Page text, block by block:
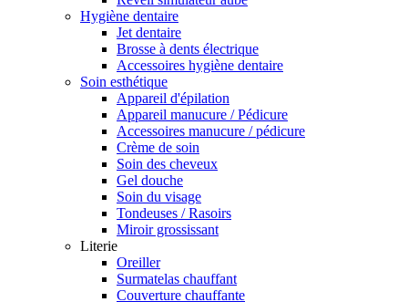
Hygiène dentaire
Jet dentaire
Brosse à dents électrique
Accessoires hygiène dentaire
Soin esthétique
Appareil d'épilation
Appareil manucure / Pédicure
Accessoires manucure / pédicure
Crème de soin
Soin des cheveux
Gel douche
Soin du visage
Tondeuses / Rasoirs
Miroir grossissant
Literie
Oreiller
Surmatelas chauffant
Couverture chauffante